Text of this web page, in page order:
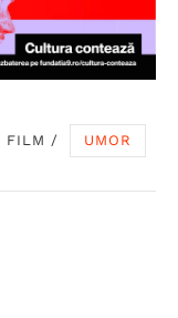
FILM / UMOR